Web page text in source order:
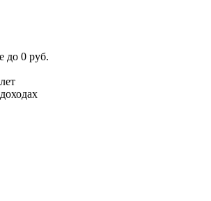
до 0 руб.